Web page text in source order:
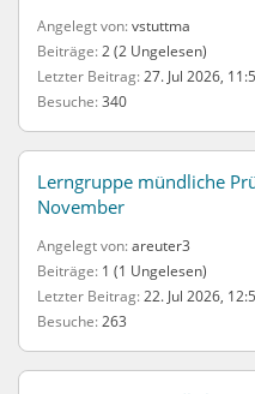
Angelegt von vstuttma
Beiträge 2 (2 Ungelesen)
Letzter Beitrag 27. Jul 2026,
Besuche 340
Lerngruppe mündliche
November
Angelegt von areuter3
Beiträge 1 (1 Ungelesen)
Letzter Beitrag 22. Jul 2026,
Besuche 263